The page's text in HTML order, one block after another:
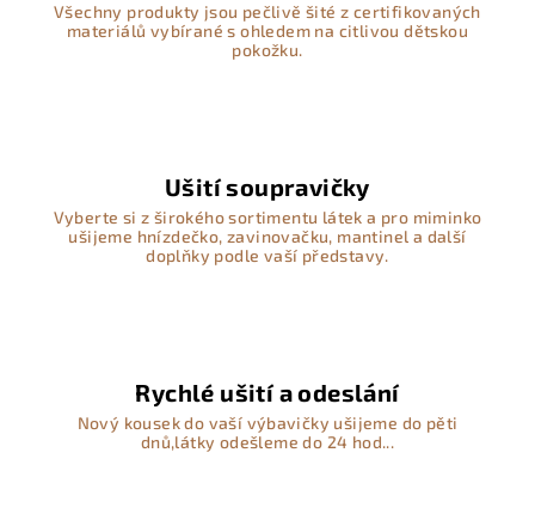
Všechny produkty jsou pečlivě šité z certifikovaných
materiálů vybírané s ohledem na citlivou dětskou
pokožku.
Ušití soupravičky
Vyberte si z širokého sortimentu látek a pro miminko
ušijeme hnízdečko, zavinovačku, mantinel a další
doplňky podle vaší představy.
Rychlé ušití a odeslání
Nový kousek do vaší výbavičky ušijeme do pěti
dnů,látky odešleme do 24 hod...